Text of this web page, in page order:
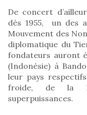
De concert
dès 1955, un des
Mouvement des
diplomatique du
fondateurs auront
(Indonésie) à
leur pays
froide, de la
superpuissances.